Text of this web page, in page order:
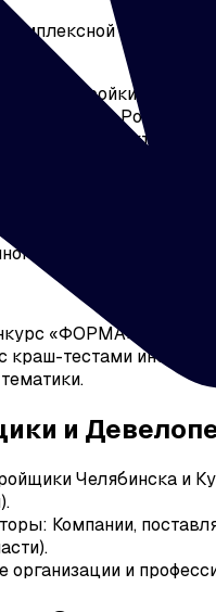
Новостройки,
(например,
Широкий спектр
отопления,
инфраструктуры.
Города: Решения для
благоустройства.
«ФОРМА» для
краш-тестами
и
Челябинска и
Компании,
и